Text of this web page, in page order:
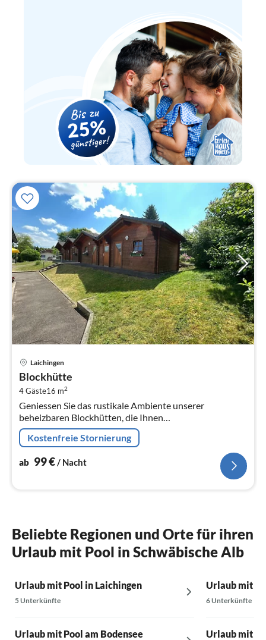
Laichingen
Blockhütte
4 Gäste16 m2
Geniessen Sie das rustikale Ambiente unserer
beheizbaren Blockhütten, die Ihnen
Übernachtungsmöglichkeiten für bis zu 4 Personen
bieten.
Kostenfreie Stornierung
ab 99€/ Nacht
Beliebte Regionen und Orte für ihren
Urlaub mit Pool in Schwäbische Alb
Urlaub mit Pool in Laichingen
5 Unterkünfte
Urlaub mit Pool am Bodensee
Urlaub mit
6 Unterkünfte
Urlaub mit